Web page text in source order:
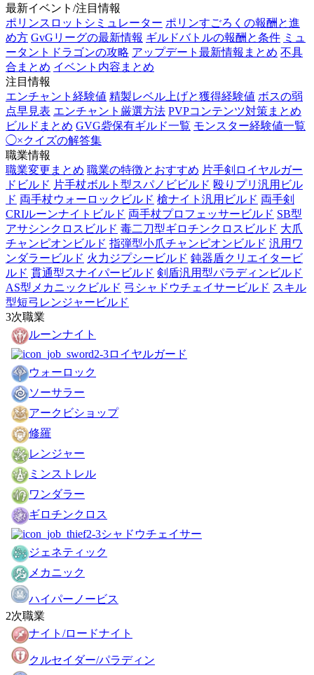
最新イベント/注目情報
ポリンスロットシミュレーター ポリンすごろくの報酬と進
め方 GvGリーグの最新情報 ギルドバトルの報酬と条件 ミュ
ータントドラゴンの攻略 アップデート最新情報まとめ 不具
合まとめ イベント内容まとめ
注目情報
エンチャント経験値 精製レベル上げと獲得経験値 ボスの弱
点早見表 エンチャント厳選方法 PVPコンテンツ対策まとめ
ビルドまとめ GVG砦保有ギルド一覧 モンスター経験値一覧
◯×クイズの解答集
職業情報
職業変更まとめ 職業の特徴とおすすめ 片手剣ロイヤルガー
ドビルド 片手杖ボルト型スパノビビルド 殴りプリ汎用ビル
ド 両手杖ウォーロックビルド 槍ナイト汎用ビルド 両手剣
CRIルーンナイトビルド 両手杖プロフェッサービルド SB型
アサシンクロスビルド 毒二刀型ギロチンクロスビルド 大爪
チャンピオンビルド 指弾型小爪チャンピオンビルド 汎用ワ
ンダラービルド 火力ジプシービルド 鈍器盾クリエイタービ
ルド 貫通型スナイパービルド 剣盾汎用型パラディンビルド
AS型メカニックビルド 弓シャドウチェイサービルド スキル
型短弓レンジャービルド
3次職業
ルーンナイト
ロイヤルガード
ウォーロック
ソーサラー
アークビショップ
修羅
レンジャー
ミンストレル
ワンダラー
ギロチンクロス
シャドウチェイサー
ジェネティック
メカニック
ハイパーノービス
2次職業
ナイト/ロードナイト
クルセイダー/パラディン